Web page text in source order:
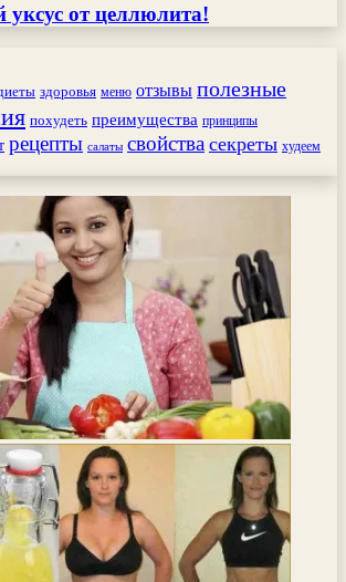
от целлюлита!
здоровья меню отзывы полезные
похудеть преимущества принципы
рецепты салаты свойства секреты худеем